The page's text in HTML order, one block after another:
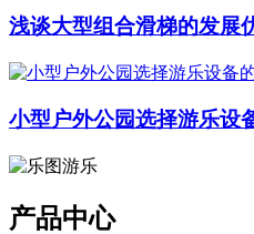
浅谈大型组合滑梯的发展
小型户外公园选择游乐设
产品中心